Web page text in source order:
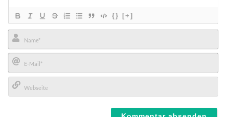
{} [+]
Name*
E-
Mail*